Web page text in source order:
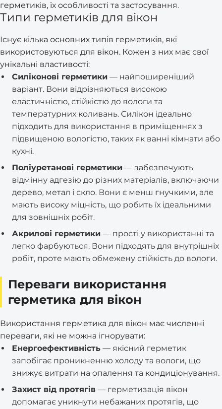
герметиків, їх особливості та застосування.
Типи герметиків для вікон
Існує кілька основних типів герметиків, які
використовуються для вікон. Кожен з них має свої
унікальні властивості:
Силіконові герметики — найпоширеніший
варіант. Вони відрізняються високою
еластичністю, стійкістю до вологи та
температурних коливань. Силікон ідеально
підходить для використання в приміщеннях з
підвищеною вологістю, таких як ванні кімнати або
кухні.
Поліуретанові герметики — забезпечують
відмінну адгезію до різних матеріалів, включаючи
дерево, метал і скло. Вони є менш гнучкими, але
мають високу міцність, що робить їх ідеальними
для зовнішніх робіт.
Акрилові герметики — прості у використанні та
легко фарбуються. Вони підходять для внутрішніх
робіт, проте мають обмежену стійкість до вологи.
Переваги використання
герметика для вікон
Використання герметика для вікон має численні
переваги, які не можна ігнорувати:
Енергоефективність — якісний герметик
запобігає проникненню холоду та вологи, що
знижує витрати на опалення та кондиціонування.
Захист від протягів — герметизація вікон
допомагає уникнути небажаних протягів, що